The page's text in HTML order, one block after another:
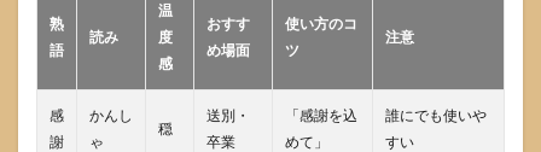
熟
語
読み
温
度
感
おすす
め場面
使い方のコ
ツ
注意
感
謝
かんし
ゃ
穏
送別・
卒業
「感謝を込
めて」
誰にでも使いや
すい